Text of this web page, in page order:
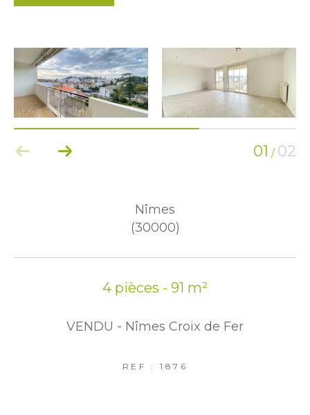
01 / 02
Nîmes
(30000)
4 pièces - 91 m²
VENDU - Nîmes Croix de Fer
REF : 1876